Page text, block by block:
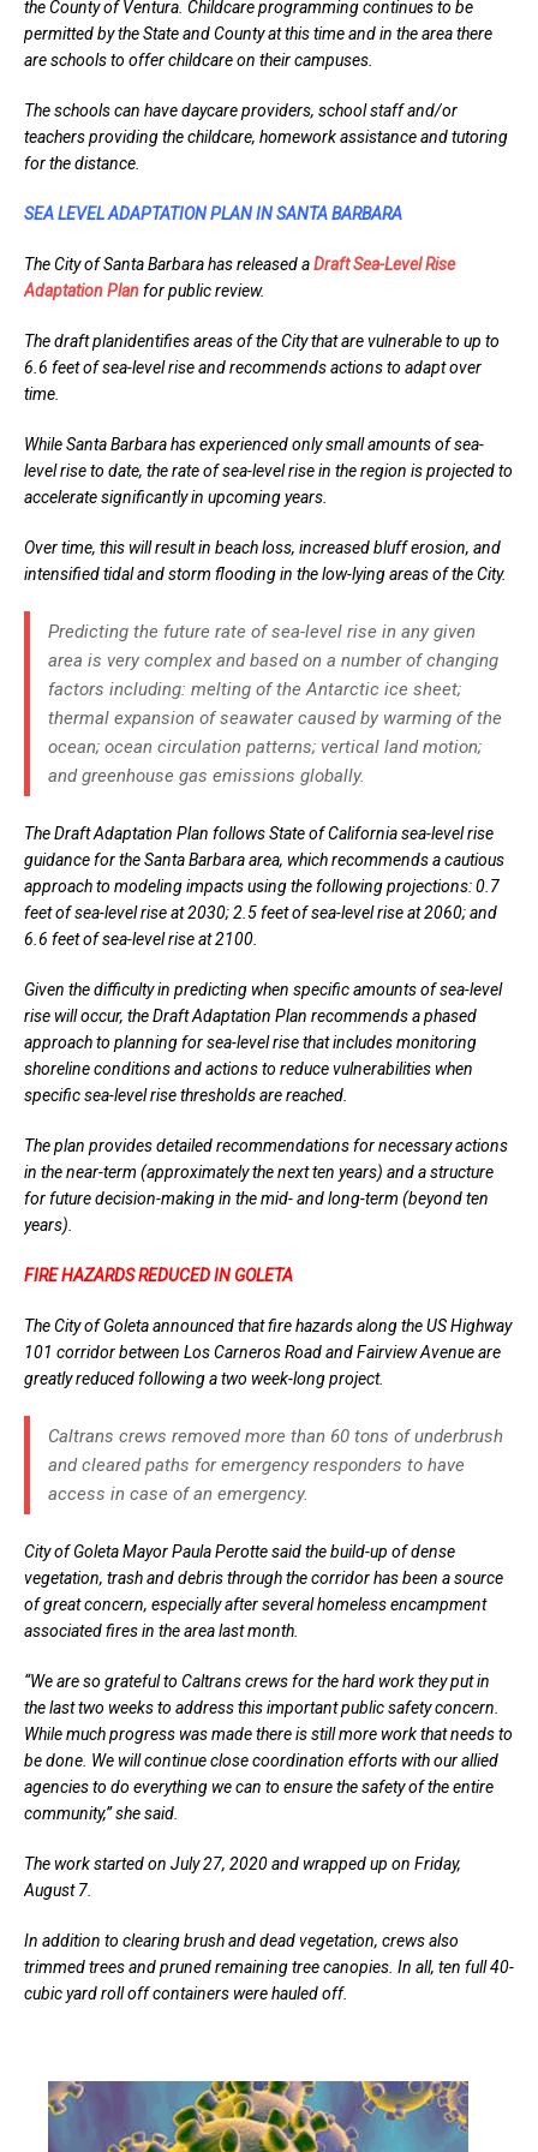
the County of Ventura. Childcare programming continues to be
permitted by the State and County at this time and in the area there
are schools to offer childcare on their campuses.
The schools can have daycare providers, school staff and/or
teachers providing the childcare, homework assistance and tutoring
for the distance.
SEA LEVEL ADAPTATION PLAN IN SANTA BARBARA
The City of Santa Barbara has released aDraft Sea-Level Rise
Adaptation Planfor public review.
The draft planidentifies areas of the City that are vulnerable to up to
6.6 feet of sea-level rise and recommends actions to adapt over
time.
While Santa Barbara has experienced only small amounts of sea-
level rise to date, the rate of sea-level rise in the region is projected to
accelerate significantly in upcoming years.
Over time, this will result in beach loss, increased bluff erosion, and
intensified tidal and storm flooding in the low-lying areas of the City.
Predicting the future rate of sea-level rise in any given
area is very complex and based on a number of changing
factors including: melting of the Antarctic ice sheet;
thermal expansion of seawater caused by warming of the
ocean; ocean circulation patterns; vertical land motion;
and greenhouse gas emissions globally.
The Draft Adaptation Plan follows State of California sea-level rise
guidance for the Santa Barbara area, which recommends a cautious
approach to modeling impacts using the following projections: 0.7
feet of sea-level rise at 2030; 2.5 feet of sea-level rise at 2060; and
6.6 feet of sea-level rise at 2100.
Given the difficulty in predicting when specific amounts of sea-level
rise will occur, the Draft Adaptation Plan recommends a phased
approach to planning for sea-level rise that includes monitoring
shoreline conditions and actions to reduce vulnerabilities when
specific sea-level rise thresholds are reached.
The plan provides detailed recommendations for necessary actions
in the near-term (approximately the next ten years) and a structure
for future decision-making in the mid- and long-term (beyond ten
years).
FIRE HAZARDS REDUCED IN GOLETA
The City of Goleta announced that fire hazards along the US Highway
101 corridor between Los Carneros Road and Fairview Avenue are
greatly reduced following a two week-long project.
Caltrans crews removed more than 60 tons of underbrush
and cleared paths for emergency responders to have
access in case of an emergency.
City of Goleta Mayor Paula Perotte said the build-up of dense
vegetation, trash and debris through the corridor has been a source
of great concern, especially after several homeless encampment
associated fires in the area last month.
“We are so grateful to Caltrans crews for the hard work they put in
the last two weeks to address this important public safety concern.
While much progress was made there is still more work that needs to
be done. We will continue close coordination efforts with our allied
agencies to do everything we can to ensure the safety of the entire
community,” she said.
The work started on July 27, 2020 and wrapped up on Friday,
August 7.
In addition to clearing brush and dead vegetation, crews also
trimmed trees and pruned remaining tree canopies. In all, ten full 40-
cubic yard roll off containers were hauled off.